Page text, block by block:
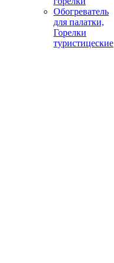
Обогреватель
для палатки,
Горелки
туристицеские